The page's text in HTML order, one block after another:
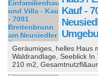
Kauf -
Geräumiges, helles Haus
Waldrandlage, Seeblick In
210 m2,